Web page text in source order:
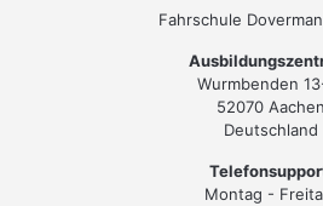
Fahrschule
Wurmbenden
52070 Aachen
Deutschland
Montag -